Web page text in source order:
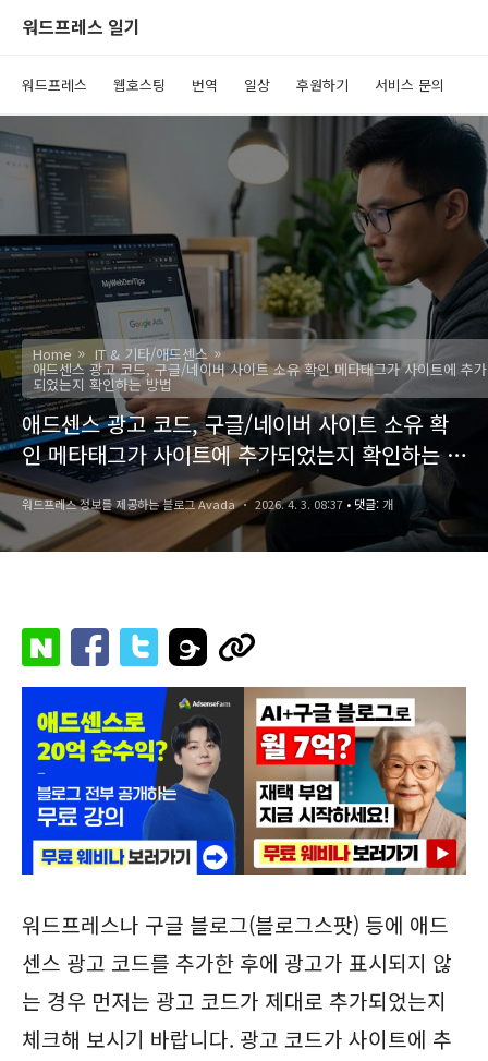
워드프레스 일기
워드프레스 웹호스팅 번역 일상 후원하기 서비스 문의
Home IT & 기타/애드센스
애드센스 광고 코드, 구글/네이버 사이트 소유 확인 메타태그가 사이트에 추가
되었는지 확인하는 방법
애드센스 광고 코드, 구글/네이버 사이트 소유 확
인 메타태그가 사이트에 추가되었는지 확인하는 방
법
워드프레스 정보를 제공하는 블로그 Avada 2026. 4. 3. 08:37 • 댓글: 개
워드프레스나 구글 블로그(블로그스팟) 등에 애드
센스 광고 코드를 추가한 후에 광고가 표시되지 않
는 경우 먼저는 광고 코드가 제대로 추가되었는지
체크해 보시기 바랍니다. 광고 코드가 사이트에 추